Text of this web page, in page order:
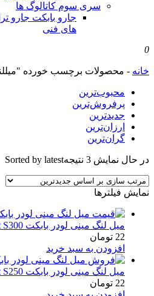
سری سوم کاتالوگ ها
جارو بابکت جارو
های فنی
0
خانه - محصولات برچسب خورده
محبوب‌ترین
پرفروش‌ترین
جدیدترین
ارزان‌ترین
گران‌ترین
در حال نمایش 3 نتیجه Sorted by latest
نمایش فیلترها
میل لنگ مینی لودر بابکت Bobcat S300
22 تومان
افزودن به سبد خرید
میل لنگ مینی لودر بابکت Bobcat S250
22 تومان